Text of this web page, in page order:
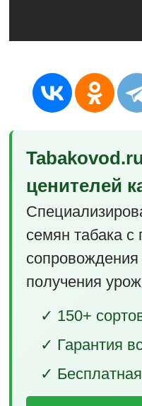
ценителей
семян табака
получения
✓ 150+
✓ Гарантия
✓